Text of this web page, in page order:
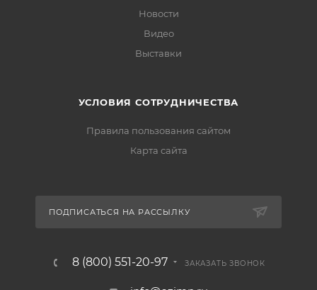
Новости
Видео
Выставки
УСЛОВИЯ СОТРУДНИЧЕСТВА
Правила пользования сайтом
Карта сайта
ПОДПИСАТЬСЯ НА РАССЫЛКУ
8 (800) 551-20-97 ЗАКАЗАТЬ ЗВОНОК